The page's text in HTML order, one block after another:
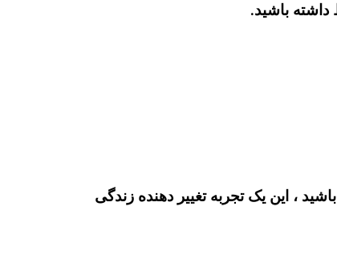
داشته باشید.
، این یک تجربه تغییر دهنده زندگی